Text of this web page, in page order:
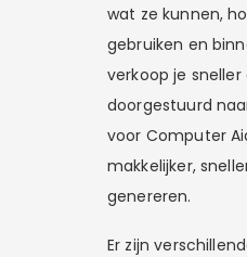
wat ze kunnen,
gebruiken en
verkoop je
doorgestuurd
voor Computer
makkelijker,
genereren.
Er zijn